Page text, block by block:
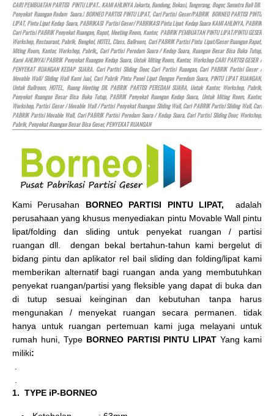
CARI PEMBUATAN PARTISI PINTU LIPAT.. KAMI AHLINYA Jakarta, Bandung, Bekasi, Tangerang, Bogor, Sumatra Bali Dll.
Penyekat Ruangan Redam Suara.! BORNEO PARTISI PINTU LIPAT, Cari Partisi Geser/PABRIK BORNEO PARTISI PINTU
LIPAT, Pintu Lipat Kedap Suara, PABRIKASI Partisi Geser/ PABRIKASI Pintu Lipat Kedap Suara KAMI AHLINYA, PABRIK
Cari Partisi PABRIK Penyekat Ruangan, Rapat, Meeting Room, Kantor, PABRIK PEMBUATAN PINTU LIPAT/PINTU GESER
Workshop, Restaurant, Pabrik, Bengkel,HOTEL, Class, Ballroom, Cari PABRIK Partisi Pintu Lipat/Geser Ruangan Rapat,
Miting Room, Kantor, Workshop, Pabrik,, Cari Partisi Peredam Suara / Kedap Suara, Ruangan Besar Bisa Buka Tutup,
Kami AHLINYA! PABRIK Penyekat Ruangan Kedap Suara, Untuk Miting Room, Kantor, Workshop CARI PARTISI GESER /
PENYEKAT RUANGAN KEDAP SUARA. Cari Partisi Sliding Door, Cari Partisi Ruangan, Cari PABRIK Partisi Geser /
Movable Wall/ Sliding Wall Kami Jual, Cari Pabrik Pintu Panel Lipat Dengan Peredam Suara, PINTU LIPAT RUANGAN,
Untuk Ballroom,HOTEL, Ruang Meeting Dll. PABRIK PARTISI PEREDAM SUARA, Untuk Kantor, Workshop, Pabrik,
Penyekat Ruangan Besar Bisa Buka Tutup, PABRIK Penyekat Ruangan Kedap Suara, Untuk Miting Room, Kantor,
Workshop, Partisi Geser / Movable Wall / Partisi Penyekat Ruangan Sliding Wall, Cari PABRIK Partisi Sliding Wall, Cari
PABRIK Partisi Movable Wall, Cari PABRIK Partisi Peredam Suara / Kedap Suara, Cari Partisi Sliding Door, Workshop,
Pabrik, Penyekat Ruangan Besar Bisa Geser, PENYEKAT RUANGAN
Kami Perusahan BORNEO PARTISI PINTU LIPAT, adalah
perusahaan yang khusus menyediakan pintu Movable Wall pintu
lipat/folding dan sliding untuk penyekat ruangan / partisi
ruangan dll. dengan bekal bertahun-tahun kami bergelut di
bidang pintu dan aplikator rel bail sliding dan folding/lipat kami
memberikan alternatif bagi ruangan anda yang membutuhkan
penyekat ruangan/partisi yang fleksible yang dapat di buka dan
di tutup sesuai keinginan dan kebutuhan tanpa harus
mengunakan / menyekat ruangan secara permanen. tidak
hanya untuk ruangan pertemuan kami juga melayani untuk
rumah huni, Type BORNEO PARTISI PINTU LIPAT Yang kami
miliki:
1. TYPE iP-BORNEO